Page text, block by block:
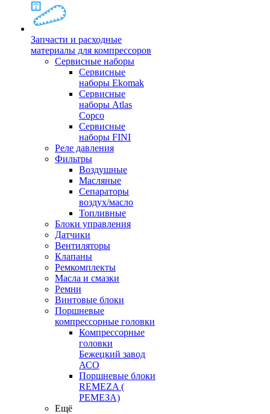
Запчасти и расходные
материалы для компрессоров
Cервисные наборы
Сервисные
наборы Ekomak
Cервисные
наборы Atlas
Copco
Сервисные
наборы FINI
Реле давления
Фильтры
Воздушные
Масляные
Сепараторы
воздух/масло
Топливные
Блоки управления
Датчики
Вентиляторы
Клапаны
Ремкомплекты
Масла и смазки
Ремни
Винтовые блоки
Поршневые
компрессорные головки
Компрессорные
головки
Бежецкий завод
АСО
Поршневые блоки
REMEZA (
РЕМЕЗА)
Ещё